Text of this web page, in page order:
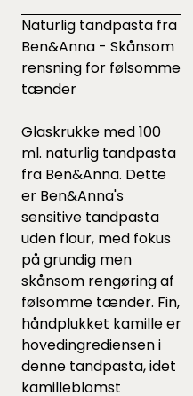
Naturlig tandpasta fra
Ben&Anna - Skånsom
rensning for følsomme
tænder
Glaskrukke med 100
ml. naturlig tandpasta
fra Ben&Anna. Dette
er Ben&Anna's
sensitive tandpasta
uden flour, med fokus
på grundig men
skånsom rengøring af
følsomme tænder. Fin,
håndplukket kamille er
hovedingrediensen i
denne tandpasta, idet
kamilleblomst